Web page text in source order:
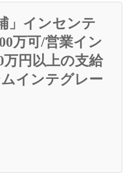
」インセンテ
万可/営業イン
円以上の支給
インテグレー